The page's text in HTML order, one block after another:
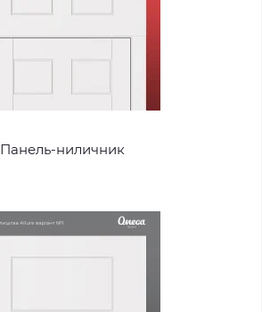
Панель-ниличник